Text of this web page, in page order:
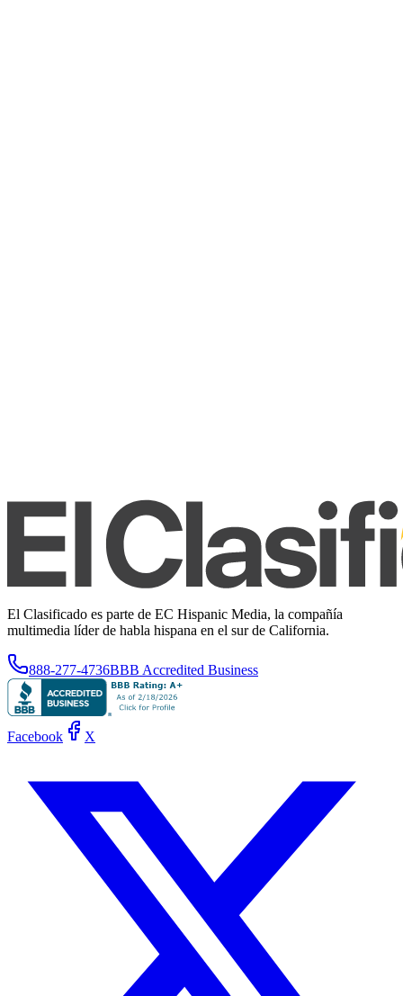
El Clasificado es parte de EC Hispanic Media, la compañía
multimedia líder de habla hispana en el sur de California.
888-277-4736BBB Accredited Business
Facebook X